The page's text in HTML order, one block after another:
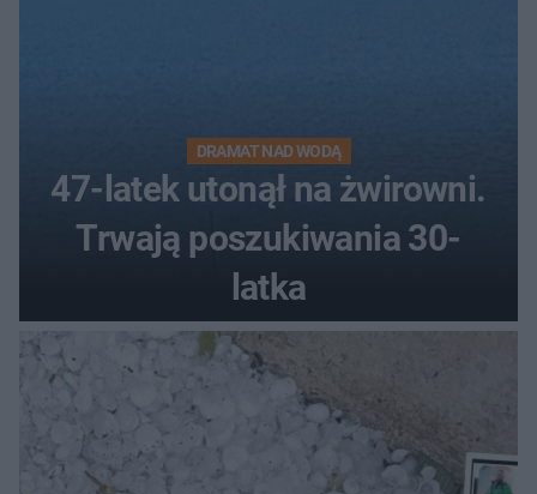
DRAMAT NAD WODĄ
47-latek utonął na żwirowni.
Trwają poszukiwania 30-
latka